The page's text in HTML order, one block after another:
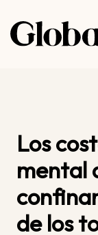
contenido
Los
mental
de los